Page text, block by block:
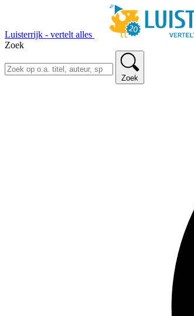
Luisterrijk - vertelt alles
Zoek
Zoek